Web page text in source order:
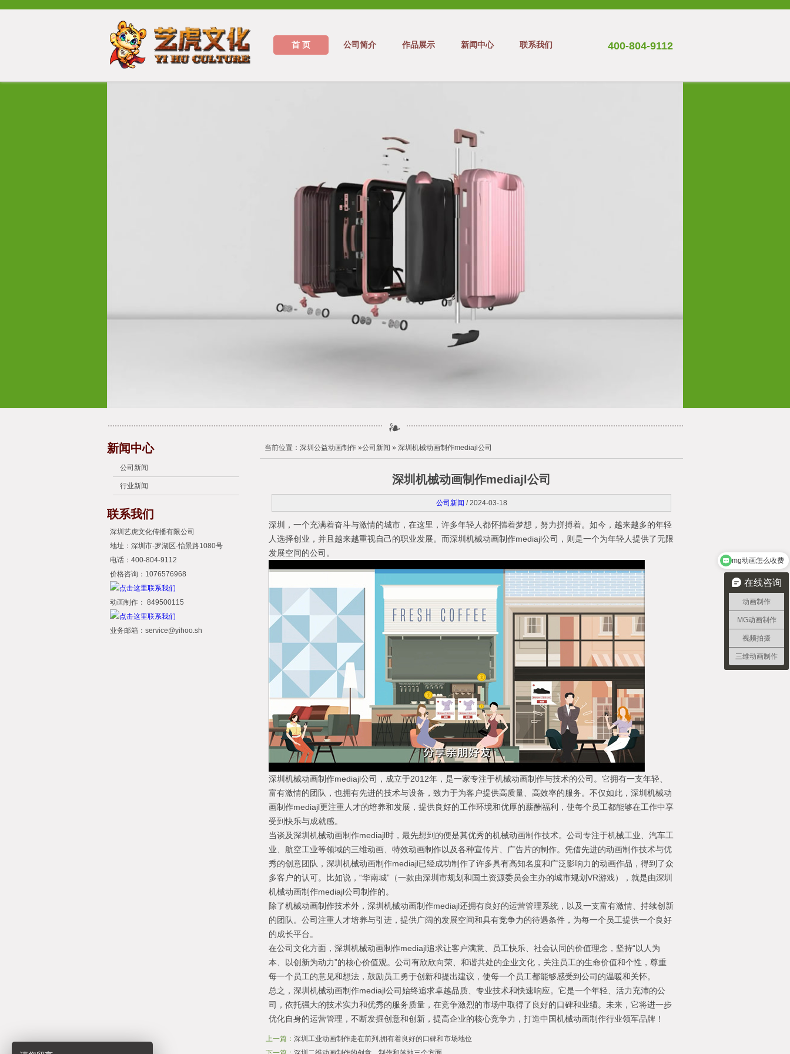
首 页 公司简介 作品展示 新闻中心 联系我们 400-804-9112
新闻中心
公司新闻
行业新闻
联系我们
深圳艺虎文化传播有限公司
地址：深圳市-罗湖区-怡景路1080号
电话：400-804-9112
价格咨询：1076576968
动画制作： 849500115
业务邮箱：service@yihoo.sh
当前位置： 深圳公益动画制作 »公司新闻 » 深圳机械动画制作mediajl公司
深圳机械动画制作mediajl公司
公司新闻 / 2024-03-18
深圳，一个充满着奋斗与激情的城市，在这里，许多年轻人都怀揣着梦想，努力拼搏着。如今，越来越多的年轻
人选择创业，并且越来越重视自己的职业发展。而深圳机械动画制作mediajl公司，则是一个为年轻人提供了无限
发展空间的公司。
深圳机械动画制作mediajl公司，成立于2012年，是一家专注于机械动画制作与技术的公司。它拥有一支年轻、
富有激情的团队，也拥有先进的技术与设备，致力于为客户提供高质量、高效率的服务。不仅如此，深圳机械动
画制作mediajl更注重人才的培养和发展，提供良好的工作环境和优厚的薪酬福利，使每个员工都能够在工作中享
受到快乐与成就感。
当谈及深圳机械动画制作mediajl时，最先想到的便是其优秀的机械动画制作技术。公司专注于机械工业、汽车工
业、航空工业等领域的三维动画、特效动画制作以及各种宣传片、广告片的制作。凭借先进的动画制作技术与优
秀的创意团队，深圳机械动画制作mediajl已经成功制作了许多具有高知名度和广泛影响力的动画作品，得到了众
多客户的认可。比如说，“华南城”（一款由深圳市规划和国土资源委员会主办的城市规划VR游戏），就是由深圳
机械动画制作mediajl公司制作的。
除了机械动画制作技术外，深圳机械动画制作mediajl还拥有良好的运营管理系统，以及一支富有激情、持续创新
的团队。公司注重人才培养与引进，提供广阔的发展空间和具有竞争力的待遇条件，为每一个员工提供一个良好
的成长平台。
在公司文化方面，深圳机械动画制作mediajl追求让客户满意、员工快乐、社会认同的价值理念，坚持“以人为
本、以创新为动力”的核心价值观。公司有欣欣向荣、和谐共处的企业文化，关注员工的生命价值和个性，尊重
每一个员工的意见和想法，鼓励员工勇于创新和提出建议，使每一个员工都能够感受到公司的温暖和关怀。
总之，深圳机械动画制作mediajl公司始终追求卓越品质、专业技术和快速响应。它是一个年轻、活力充沛的公
司，依托强大的技术实力和优秀的服务质量，在竞争激烈的市场中取得了良好的口碑和业绩。未来，它将进一步
优化自身的运营管理，不断发掘创意和创新，提高企业的核心竞争力，打造中国机械动画制作行业领军品牌！
上一篇： 深圳工业动画制作走在前列,拥有着良好的口碑和市场地位
在线咨询
动画制作
MG动画制作
视频拍摄
三维动画制作
mg动画怎么收费